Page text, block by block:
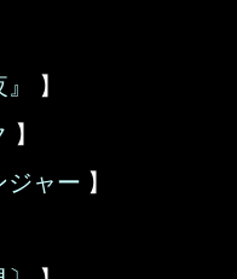
】
】
ジャー 】